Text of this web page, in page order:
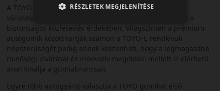
A TOYO Tires a világ egyik vezető gumiabroncsgyártó
vállalata, a japán cég több mint 70 éve gyárt és fejleszt a
biztonságos közlekedés érdekében. Világszinten a prémium
autógumik között tartják számon a TOYO-t, rendkívüli
népszerűségét pedig annak köszönheti, hogy a legmagasabb
minőségi elvárásai és innovatív megoldási mellett is elérhető
áron kínálja a gumiabroncsait.
Egyre több autógyártó választja a TOYO gumikat első
RÉSZLETEK MEGJELENÍTÉSE